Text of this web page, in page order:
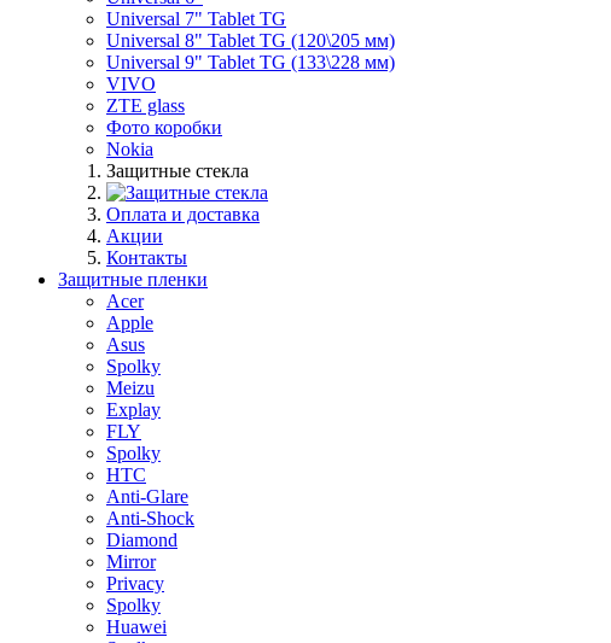
Universal 7" Tablet TG
Universal 8" Tablet TG (120\205 мм)
Universal 9" Tablet TG (133\228 мм)
VIVO
ZTE glass
Фото коробки
Nokia
Защитные стекла
Оплата и доставка
Акции
Контакты
Защитные пленки
Acer
Apple
Asus
Spolky
Meizu
Explay
FLY
Spolky
HTC
Anti-Glare
Anti-Shock
Diamond
Mirror
Privacy
Spolky
Huawei